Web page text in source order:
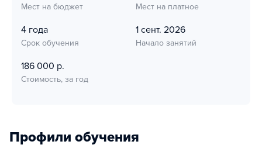
Мест на бюджет Мест на платное
4 года
Срок обучения
1 сент. 2026
Начало занятий
186 000 р.
Стоимость, за год
Профили обучения